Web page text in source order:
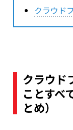
クラウド
クラウド
ことすべ
とめ）